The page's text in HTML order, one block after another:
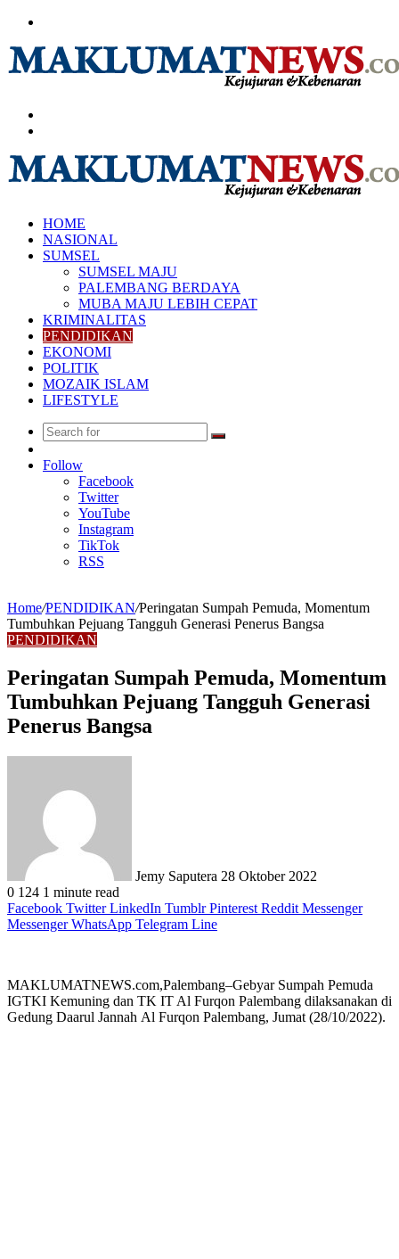
HOME
NASIONAL
SUMSEL
SUMSEL MAJU
PALEMBANG BERDAYA
MUBA MAJU LEBIH CEPAT
KRIMINALITAS
PENDIDIKAN
EKONOMI
POLITIK
MOZAIK ISLAM
LIFESTYLE
Search
Article
Follow
Facebook
Twitter
YouTube
Instagram
TikTok
RSS
Home/PENDIDIKAN/Peringatan Sumpah Pemuda, Momentum
Tumbuhkan Pejuang Tangguh Generasi Penerus Bangsa
PENDIDIKAN
Peringatan Sumpah Pemuda, Momentum
Tumbuhkan Pejuang Tangguh Generasi
Penerus Bangsa
Jemy Saputera 28 Oktober 2022
0 124 1 minute read
Facebook Twitter LinkedIn Tumblr Pinterest Reddit Messenger
Messenger WhatsApp Telegram Line
MAKLUMATNEWS.com,Palembang–Gebyar Sumpah Pemuda
IGTKI Kemuning dan TK IT Al Furqon Palembang dilaksanakan di
Gedung Daarul Jannah Al Furqon Palembang, Jumat (28/10/2022).